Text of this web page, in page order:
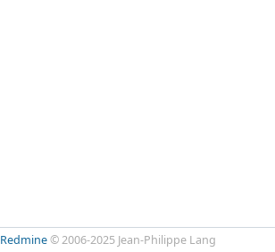
Redmine© 2006-2025 Jean-Philippe Lang